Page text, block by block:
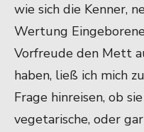
wie sich die Kenner,
Wertung
Vorfreude den Mett
haben, ließ ich mich
Frage hinreisen, ob
vegetarische, oder